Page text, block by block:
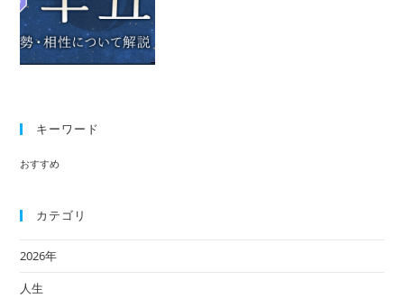
キーワード
おすすめ
カテゴリ
2026年
人生